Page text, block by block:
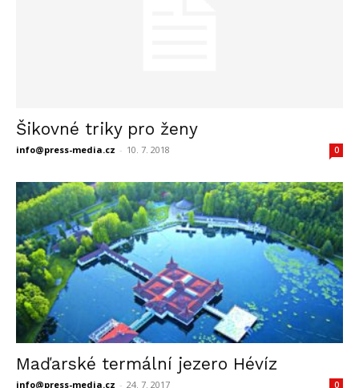
Šikovné triky pro ženy
info@press-media.cz - 10. 7. 2018 0
Maďarské termální jezero Hévíz
info@press-media.cz - 24. 7. 2017 0